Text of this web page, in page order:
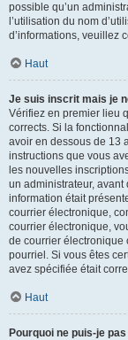
possible qu’un
l’utilisation du nom
d’informations, veuillez
Haut
Je suis inscrit mais je
Vérifiez en premier lieu
corrects. Si la
avoir en dessous de 13
instructions que vous
les nouvelles
un administrateur,
information était
courrier électronique,
courrier électronique,
de courrier électronique
pourriel. Si vous êtes
avez spécifiée était
Haut
Pourquoi ne puis-je